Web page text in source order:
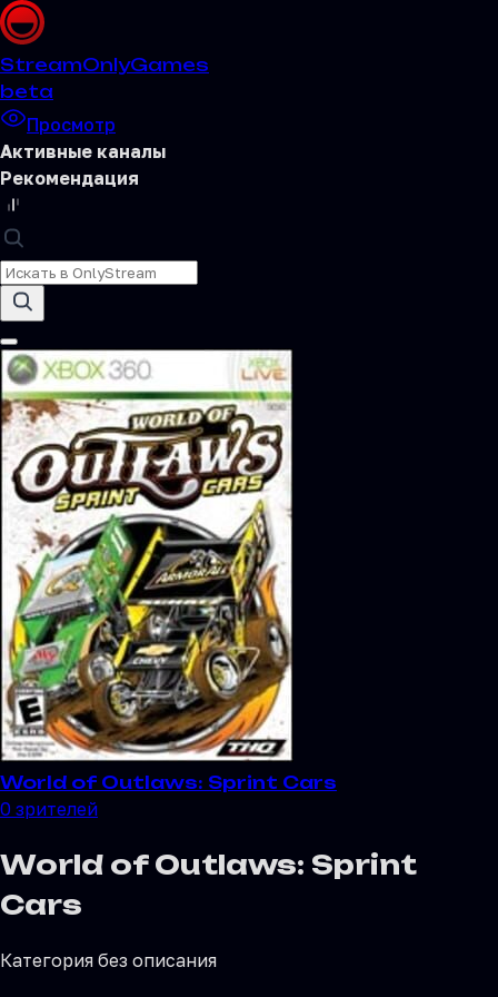
StreamOnlyGames
beta
Просмотр
Активные каналы
Рекомендация
World of Outlaws: Sprint Cars
0 зрителей
World of Outlaws: Sprint
Cars
Категория без описания